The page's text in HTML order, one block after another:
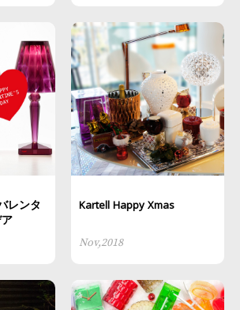
レンタ
Kartell Happy Xmas
Nov,2018